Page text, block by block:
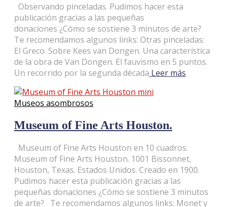
Observando pinceladas. Pudimos hacer esta
publicación gracias a las pequeñas
donaciones ¿Cómo se sostiene 3 minutos de arte?
Te recomendamos algunos links: Otras pinceladas:
El Greco. Sobre Kees van Dongen. Una característica
de la obra de Van Dongen. El fauvismo en 5 puntos.
Un recorrido por la segunda década Leer más
Museos asombrosos
Museum of Fine Arts Houston.
Museum of Fine Arts Houston en 10 cuadros.
Museum of Fine Arts Houston. 1001 Bissonnet,
Houston, Texas. Estados Unidos. Creado en 1900.
Pudimos hacer esta publicación gracias a las
pequeñas donaciones ¿Cómo se sostiene 3 minutos
de arte? Te recomendamos algunos links: Monet y